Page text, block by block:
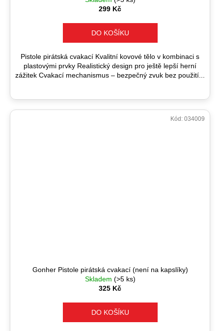
299 Kč
DO KOŠÍKU
Pistole pirátská cvakací Kvalitní kovové tělo v kombinaci s
plastovými prvky Realistický design pro ještě lepší herní
zážitek Cvakací mechanismus – bezpečný zvuk bez použití...
Gonher Pistole pirátská cvakací (není na kapslíky)
Skladem (>5 ks)
325 Kč
DO KOŠÍKU
Kód: 034009